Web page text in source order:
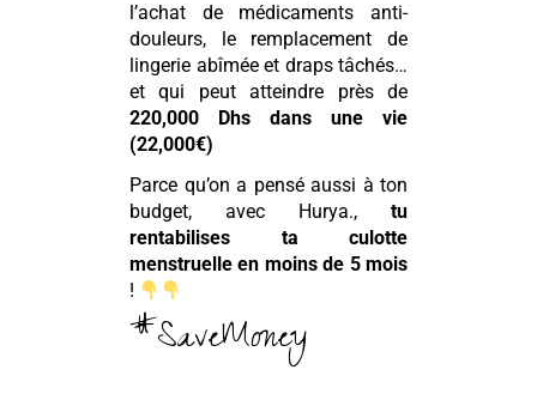
l’achat de médicaments anti-
douleurs, le remplacement de
lingerie abîmée et draps tâchés…
et qui peut atteindre près de
220,000 Dhs dans une vie
(22,000€)
Parce qu’on a pensé aussi à ton
budget, avec Hurya., tu
rentabilises ta culotte
menstruelle en moins de 5 mois
!
#SaveMoney